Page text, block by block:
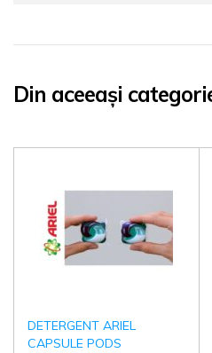
Din aceeași
DETERGENT ARIEL
CAPSULE PODS